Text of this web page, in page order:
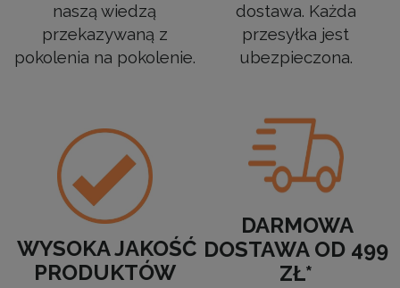
naszą wiedzą
przekazywaną z
pokolenia na pokolenie.
dostawa. Każda
przesyłka jest
ubezpieczona.
WYSOKA JAKOŚĆ
PRODUKTÓW
DARMOWA
DOSTAWA OD 499
ZŁ*